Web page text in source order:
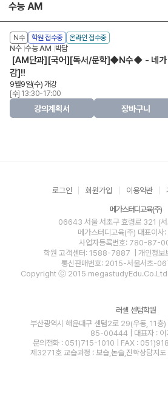
수능 AM
N수 학원 접수중 온라인 접수중
N수 수능 AM 박담
[AM단과][국어][독서/문학]◆N수◆ - 네가
감]!!
9월9일(수) 개강
[수] 13:30-17:00
강의계획서 장바구니
로그인 회원가입 이용약관
메가스터디교육(주)
06643 서울 서초구 효령로 321 (서
메가스터디교육(주) 대표이사:
사업자등록번호: 780-87-
학원 고객센터: 1588-7887
| 개인정
통신판매번호: 2015-서울서초-
Copyright ⓒ 2015
러셀 센텀학원
부산광역시 해운대구 센텀2로 29(우동, 11
85-00444 | 대표자 : 이
문의전화 : 051)715-1010 | FAX :
제3271호 교습과정 : 보습,논술,진학상담지도